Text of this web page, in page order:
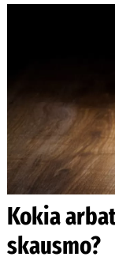
Kokia
skausmo?